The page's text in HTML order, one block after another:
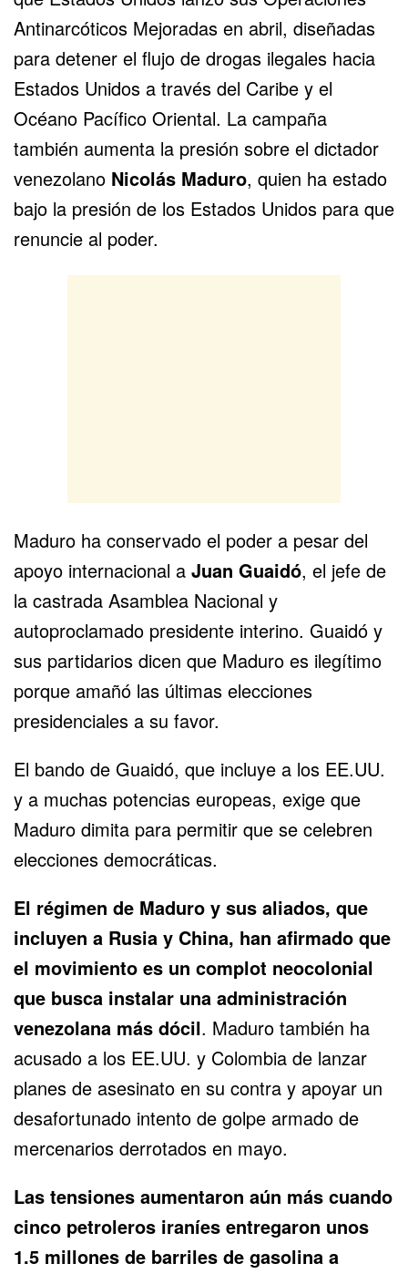
Antinarcóticos Mejoradas en abril, diseñadas
para detener el flujo de drogas ilegales hacia
Estados Unidos a través del Caribe y el
Océano Pacífico Oriental. La campaña
también aumenta la presión sobre el dictador
venezolano Nicolás Maduro, quien ha estado
bajo la presión de los Estados Unidos para que
renuncie al poder.
Maduro ha conservado el poder a pesar del
apoyo internacional a Juan Guaidó, el jefe de
la castrada Asamblea Nacional y
autoproclamado presidente interino. Guaidó y
sus partidarios dicen que Maduro es ilegítimo
porque amañó las últimas elecciones
presidenciales a su favor.
El bando de Guaidó, que incluye a los EE.UU.
y a muchas potencias europeas, exige que
Maduro dimita para permitir que se celebren
elecciones democráticas.
El régimen de Maduro y sus aliados, que
incluyen a Rusia y China, han afirmado que
el movimiento es un complot neocolonial
que busca instalar una administración
venezolana más dócil. Maduro también ha
acusado a los EE.UU. y Colombia de lanzar
planes de asesinato en su contra y apoyar un
desafortunado intento de golpe armado de
mercenarios derrotados en mayo.
Las tensiones aumentaron aún más cuando
cinco petroleros iraníes entregaron unos
1.5 millones de barriles de gasolina a